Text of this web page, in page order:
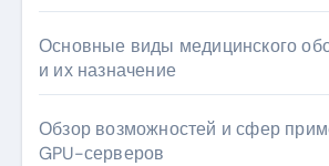
Основные виды медицинского
и их назначение
Обзор возможностей и сфер
GPU-серверов